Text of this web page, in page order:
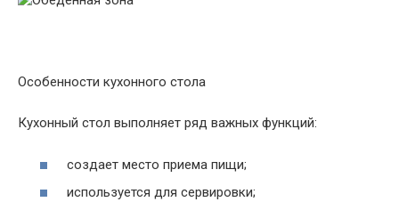
Особенности кухонного стола
Кухонный стол выполняет ряд важных функций:
создает место приема пищи;
используется для сервировки;